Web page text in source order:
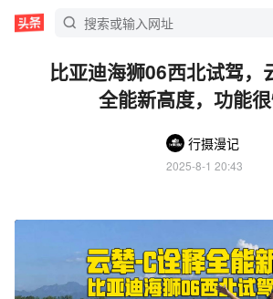
比亚迪海狮06西北试驾，
全能新高度，功能
行摄漫记
2025-8-1 20:43